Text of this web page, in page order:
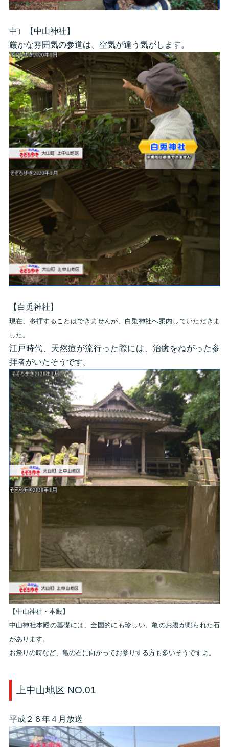
中）【中山神社】
厳かな雰囲気の参道は、空気が違う気がします。
【白兎神社】
現在、参拝することはできませんが、白兎神社へ案内していただきま
した。
江戸時代、天然痘が流行った際には、治癒をねがった参
拝者がいたそうです。
【中山神社・本殿】
中山神社本殿の基礎には、全国的にも珍しい、亀のお腹が彫られた石
があります。
お祭りの時など、亀の石に向かってお参りする方も多いそうですよ。
上中山地区 NO.01
平成２６年４月放送